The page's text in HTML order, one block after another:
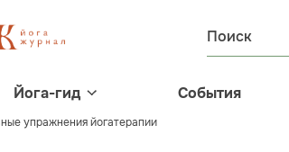
Йога-гид События
упражнения йогатерапии